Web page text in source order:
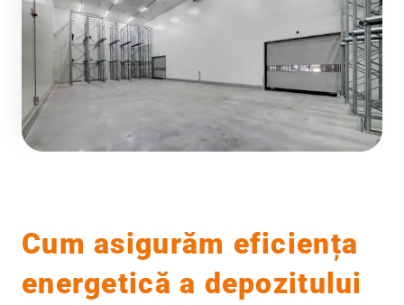
Cum asigurăm eficiența
energetică a depozitului